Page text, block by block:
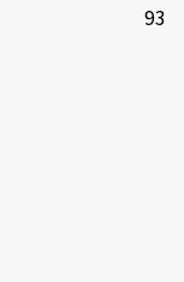
93